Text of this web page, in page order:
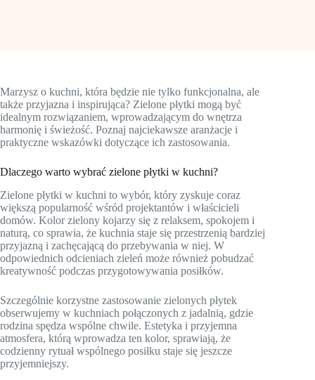
Marzysz o kuchni, która będzie nie tylko funkcjonalna, ale
także przyjazna i inspirująca? Zielone płytki mogą być
idealnym rozwiązaniem, wprowadzającym do wnętrza
harmonię i świeżość. Poznaj najciekawsze aranżacje i
praktyczne wskazówki dotyczące ich zastosowania.
Dlaczego warto wybrać zielone płytki w kuchni?
Zielone płytki w kuchni to wybór, który zyskuje coraz
większą popularność wśród projektantów i właścicieli
domów. Kolor zielony kojarzy się z relaksem, spokojem i
naturą, co sprawia, że kuchnia staje się przestrzenią bardziej
przyjazną i zachęcającą do przebywania w niej. W
odpowiednich odcieniach zieleń może również pobudzać
kreatywność podczas przygotowywania posiłków.
Szczególnie korzystne zastosowanie zielonych płytek
obserwujemy w kuchniach połączonych z jadalnią, gdzie
rodzina spędza wspólne chwile. Estetyka i przyjemna
atmosfera, którą wprowadza ten kolor, sprawiają, że
codzienny rytuał wspólnego posiłku staje się jeszcze
przyjemniejszy.